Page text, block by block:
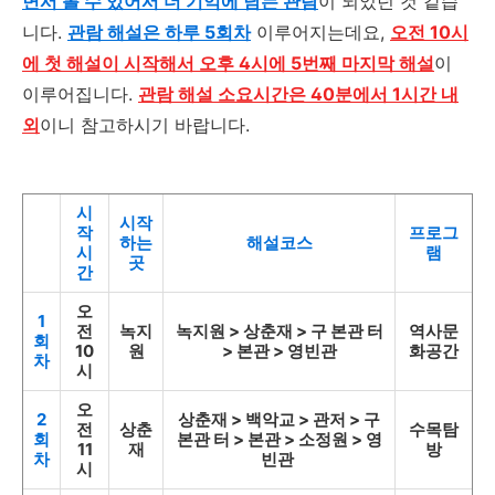
니다. 관람 해설은 하루 5회차이루어지는데요, 오전 10시
에 첫 해설이 시작해서 오후 4시에 5번째 마지막 해설이
이루어집니다. 관람 해설 소요시간은 40분에서 1시간 내
외이니 참고하시기 바랍니다.
시
작
시
간
시작
하는
곳
해설코스
프로그
램
1
회
차
오
전
10
시
녹지
원
녹지원 > 상춘재 > 구 본관 터
> 본관 > 영빈관
역사문
화공간
2
회
차
오
전
11
시
상춘
재
상춘재 > 백악교 > 관저 > 구
본관 터 > 본관 > 소정원 > 영
빈관
수목탐
방